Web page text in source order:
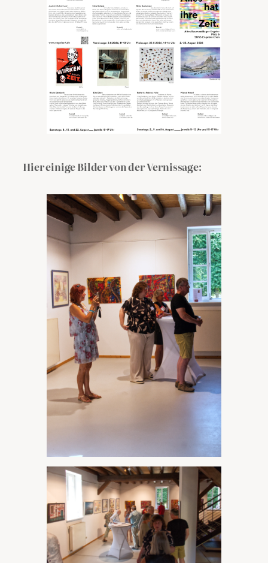
Hier einige Bilder von der Vernissage: